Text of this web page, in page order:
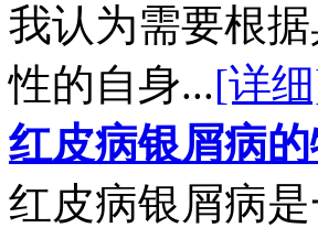
我认为需要根
性的自身...[详
红皮病银屑病
红皮病银屑病